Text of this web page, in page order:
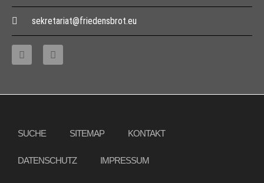
sekretariat@friedensbrot.eu
SUCHE SITEMAP KONTAKT
DATENSCHUTZ IMPRESSUM